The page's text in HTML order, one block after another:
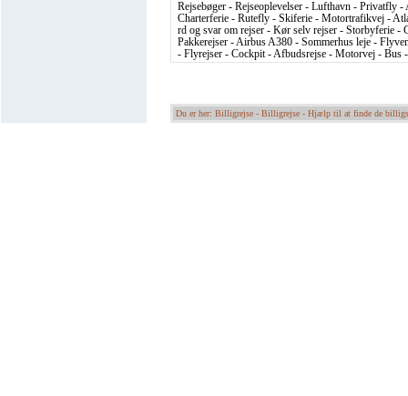
Rejsebøger - Rejseoplevelser - Lufthavn - Privatfly
Charterferie - Rutefly - Skiferie - Motortrafikvej -
rd og svar om rejser - Kør selv rejser - Storbyferie -
Pakkerejser - Airbus A380 - Sommerhus leje -
- Flyrejser - Cockpit - Afbudsrejse - Motorvej - Bus
Du er her: Billigrejse - Billigrejse - Hjælp til at finde de